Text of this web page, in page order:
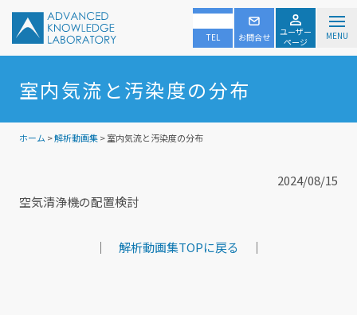
TEL お問合せ
ユーザー
ページ
MENU
室内気流と汚染度の分布
ホーム >解析動画集> 室内気流と汚染度の分布
2024/08/15
空気清浄機の配置検討
｜ 解析動画集TOPに戻る ｜